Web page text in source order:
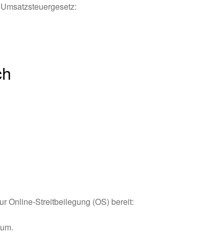
Online-Streitbeilegung (OS) bereit: